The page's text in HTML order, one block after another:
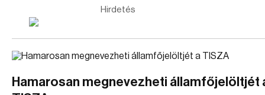
Hirdetés
Hamarosan megnevezheti államfőjelöltjét